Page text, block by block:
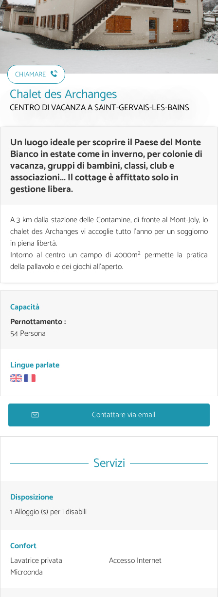
CHIAMARE
Chalet des Archanges
CENTRO DI VACANZAA SAINT-GERVAIS-LES-BAINS
Un luogo ideale per scoprire il Paese del Monte
Bianco in estate come in inverno, per colonie di
vacanza, gruppi di bambini, classi, club e
associazioni... Il cottage è affittato solo in
gestione libera.
A 3 km dalla stazione delle Contamine, di fronte al Mont-Joly, lo
chalet des Archanges vi accoglie tutto l’anno per un soggiorno
in piena libertà.
Intorno al centro un campo di 4000m² permette la pratica
della pallavolo e dei giochi all’aperto.
Capacità
Pernottamento :
54 Persona
Lingue parlate
Contattare via email
Servizi
Disposizione
1Alloggio (s) per i disabili
Confort
Lavatrice privata
Microonda
Accesso Internet